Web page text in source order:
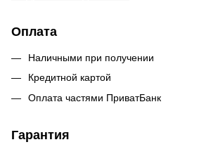
Оплата
Наличными при получении
Кредитной картой
Оплата частями ПриватБанк
Гарантия